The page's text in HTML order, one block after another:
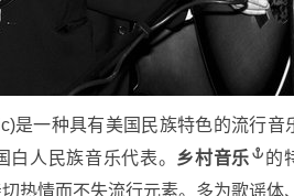
是一种具有美国民族特色的流行音
人民族音乐代表。 乡村音乐
的
热情而不失流行元素。多为歌谣体